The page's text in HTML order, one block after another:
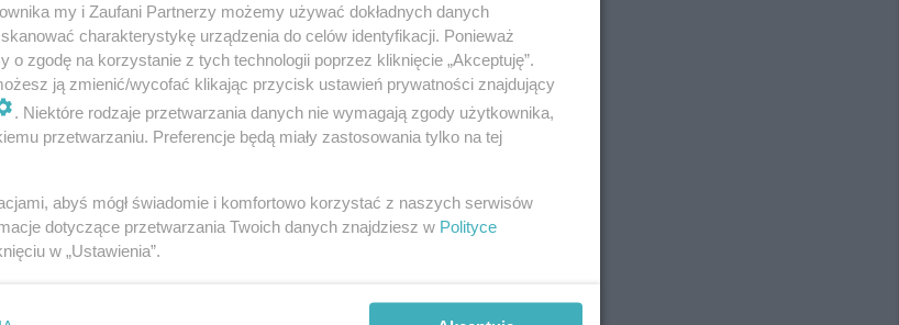
my i Zaufani Partnerzy możemy używać dokładnych danych
charakterystykę urządzenia do celów identyfikacji. Ponieważ
o zgodę na korzystanie z tych technologii poprzez kliknięcie „Akceptuję”.
ją zmienić/wycofać klikając przycisk ustawień prywatności znajdujący
. Niektóre rodzaje przetwarzania danych nie wymagają zgody użytkownika,
przetwarzaniu. Preferencje będą miały zastosowania tylko na tej
abyś mógł świadomie i komfortowo korzystać z naszych serwisów
dotyczące przetwarzania Twoich danych znajdziesz w Polityce
w „Ustawienia”.